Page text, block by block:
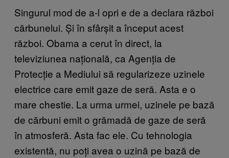
Singurul mod de a-l opri e de a declara război
cărbunelui. Și în sfârșit a început acest
război. Obama a cerut în direct, la
televiziunea națională, ca Agenția de
Protecție a Mediului să regularizeze uzinele
electrice care emit gaze de seră. Asta e o
mare chestie. La urma urmei, uzinele pe bază
de cărbuni emit o grămadă de gaze de seră
în atmosferă. Asta fac ele. Cu tehnologia
existentă, nu poți avea o uzină pe bază de